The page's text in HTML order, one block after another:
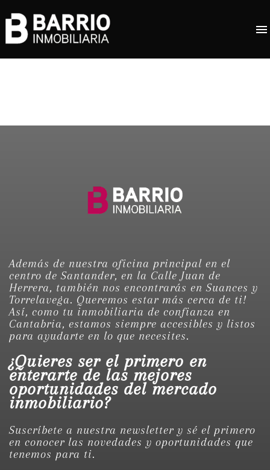
Además de nuestra oficina principal en el
centro de Santander, en la Calle Juan de
Herrera, también nos encontrarás en Suances y
Torrelavega. Queremos estar más cerca de ti!
Así, como tu inmobiliaria de confianza en
Cantabria, estamos siempre accesibles y listos
para ayudarte en lo que necesites.
¿Quieres ser el primero en
enterarte de las mejores
oportunidades del mercado
inmobiliario?
Suscríbete a nuestra newsletter y sé el primero
en conocer las novedades y oportunidades que
tenemos para ti.